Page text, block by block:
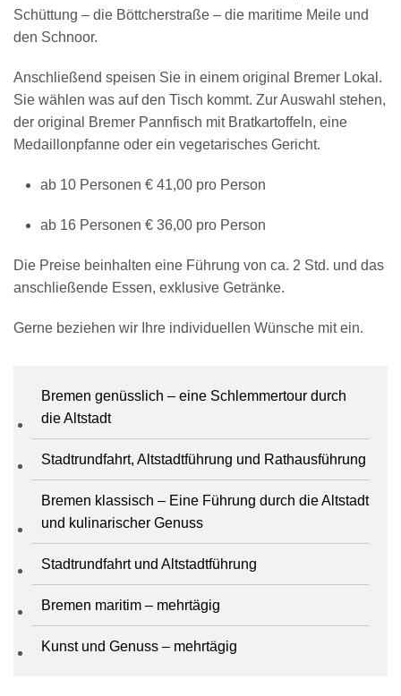
Schüttung – die Böttcherstraße – die maritime Meile und
den Schnoor.
Anschließend speisen Sie in einem original Bremer Lokal.
Sie wählen was auf den Tisch kommt. Zur Auswahl stehen,
der original Bremer Pannfisch mit Bratkartoffeln, eine
Medaillonpfanne oder ein vegetarisches Gericht.
ab 10 Personen € 41,00 pro Person
ab 16 Personen € 36,00 pro Person
Die Preise beinhalten eine Führung von ca. 2 Std. und das
anschließende Essen, exklusive Getränke.
Gerne beziehen wir Ihre individuellen Wünsche mit ein.
Bremen genüsslich – eine Schlemmertour durch
die Altstadt
Stadtrundfahrt, Altstadtführung und Rathausführung
Bremen klassisch – Eine Führung durch die Altstadt
und kulinarischer Genuss
Stadtrundfahrt und Altstadtführung
Bremen maritim – mehrtägig
Kunst und Genuss – mehrtägig